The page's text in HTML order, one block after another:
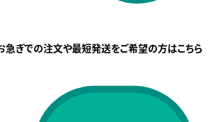
急ぎでの注文や最短発送をご希望の方はこちら